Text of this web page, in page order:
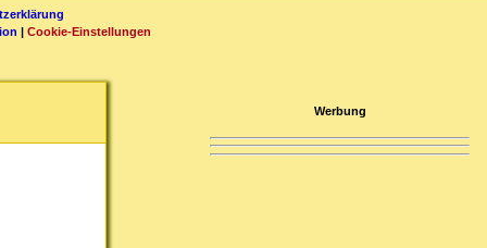
| Cookie-Einstellungen
Werbung